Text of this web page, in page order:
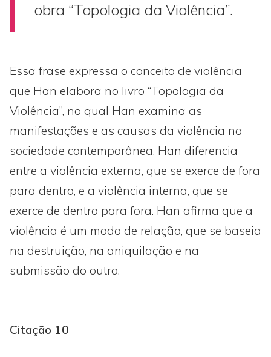
obra “Topologia da Violência”.
Essa frase expressa o conceito de violência
que Han elabora no livro “Topologia da
Violência”, no qual Han examina as
manifestações e as causas da violência na
sociedade contemporânea. Han diferencia
entre a violência externa, que se exerce de fora
para dentro, e a violência interna, que se
exerce de dentro para fora. Han afirma que a
violência é um modo de relação, que se baseia
na destruição, na aniquilação e na
submissão do outro.
Citação 10